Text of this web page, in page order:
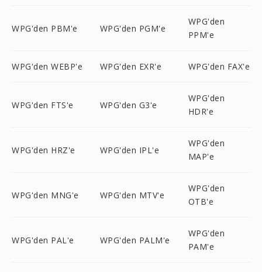
WPG'den PBM'e WPG'den PGM'e
WPG'den
PPM'e
WPG'den WEBP'e WPG'den EXR'e WPG'den FAX'e
WPG'den FTS'e WPG'den G3'e
WPG'den
HDR'e
WPG'den HRZ'e WPG'den IPL'e
WPG'den
MAP'e
WPG'den MNG'e WPG'den MTV'e
WPG'den
OTB'e
WPG'den PAL'e WPG'den PALM'e
WPG'den
PAM'e